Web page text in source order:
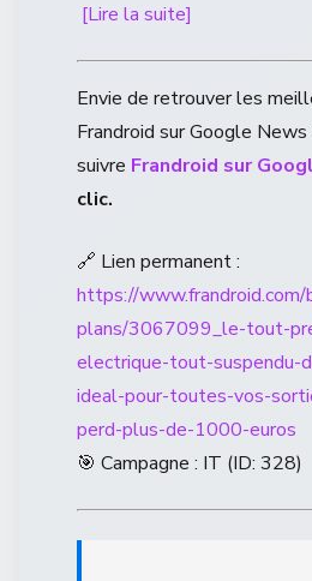
[Lire la suite]
Envie de retrouver les
Frandroid sur Google
suivre Frandroid sur
clic.
🔗 Lien permanent :
https://www.frandroid.com/
plans/3067099_le-tout-
electrique-tout-suspendu-
ideal-pour-toutes-vos-
perd-plus-de-1000-euros
🎯 Campagne : IT (ID: 328)